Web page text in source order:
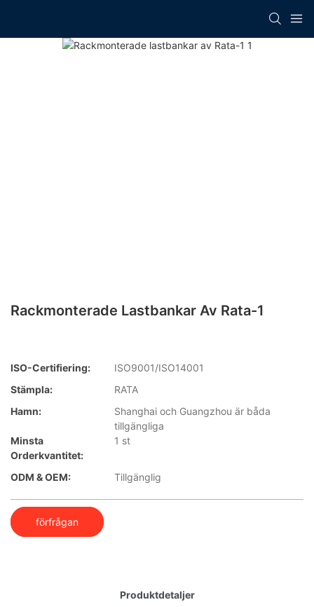
Rackmonterade Lastbankar Av Rata-1
ISO-Certifiering:
ISO9001/ISO14001
Stämpla:
RATA
Hamn:
Shanghai och Guangzhou är båda
tillgängliga
Minsta
Orderkvantitet:
1 st
ODM & OEM: Tillgänglig
förfrågan
Produktdetaljer